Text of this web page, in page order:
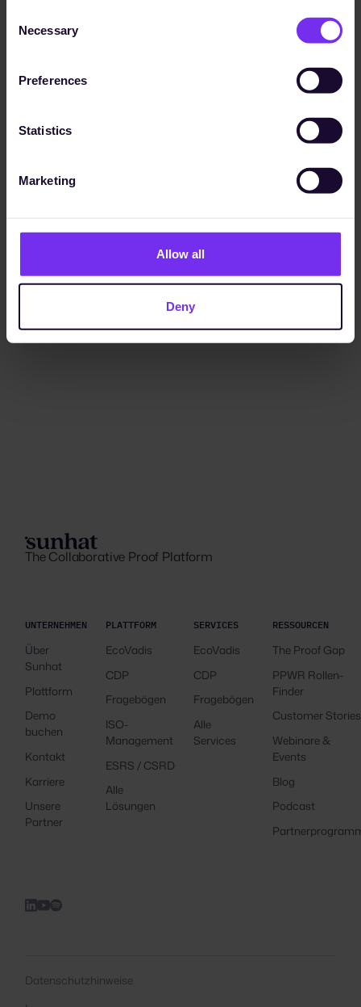
Selection
Necessary
Preferences
Statistics
Marketing
Allow all
Deny
Schluss mit Chaos. Einfach
muss kein "Feuerwehreinsatz" mehr sein. Setzen Sie
auf Sunhat´s Collaborative Proof Platform.
The Collaborative Proof Platform
UNTERNEHMEN
Über
Sunhat
Plattform
Demo
buchen
Kontakt
Karriere
Unsere
Partner
PLATTFORM
EcoVadis
CDP
Fragebögen
ISO-
Management
ESRS / CSRD
Alle
Lösungen
SERVICES
EcoVadis
CDP
Fragebögen
Alle
Services
RESSOURCEN
The Proof Gap
PPWR Rollen-
Finder
Customer Stories
Webinare &
Events
Blog
Podcast
Datenschutzhinweise